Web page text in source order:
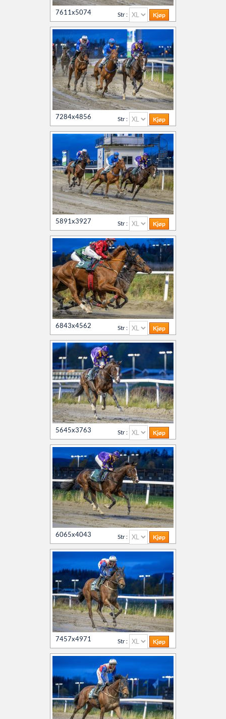
7611x5074 Str :
7284x4856 Str :
5891x3927 Str :
6843x4562 Str :
5645x3763 Str :
6065x4043 Str :
7457x4971 Str :